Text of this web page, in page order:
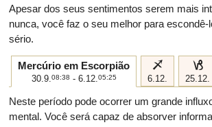
Apesar dos seus sentimentos serem mais
nunca, você faz o seu melhor para
sério.
Mercúrio em Escorpião
30.9.08:38 - 6.12.05:25
i
6.12.
j
25.12.
Neste período pode ocorrer um grande
mental. Você será capaz de absorver